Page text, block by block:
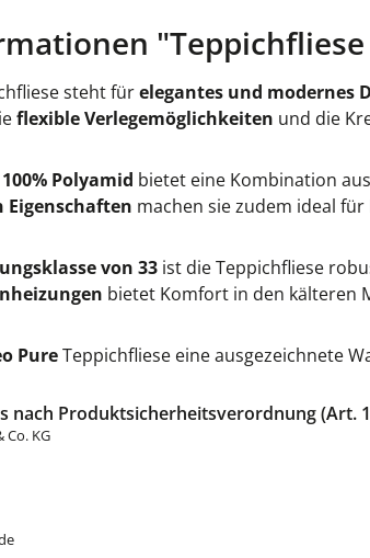
steht fürelegantes und modernes
flexible Verlegemöglichkeiten und die
Polyamid bietet eine Kombination aus
machen sie zudem ideal
von 33 ist die Teppichfliese
bietet Komfort in den kälteren
PureTeppichfliese eine ausgezeichnete
nach Produktsicherheitsverordnung (Art.
Co. KG